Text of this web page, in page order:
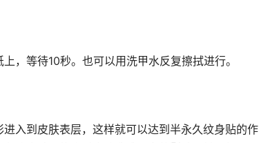
，等待10秒。也可以用洗甲水反复擦拭进行。
入到皮肤表层，这样就可以达到半永久纹身贴的作